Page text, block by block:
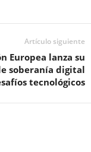
Artículo siguiente
Europea lanza su
soberanía digital
tecnológicos